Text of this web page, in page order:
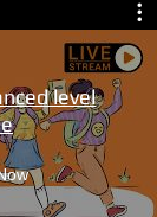
level